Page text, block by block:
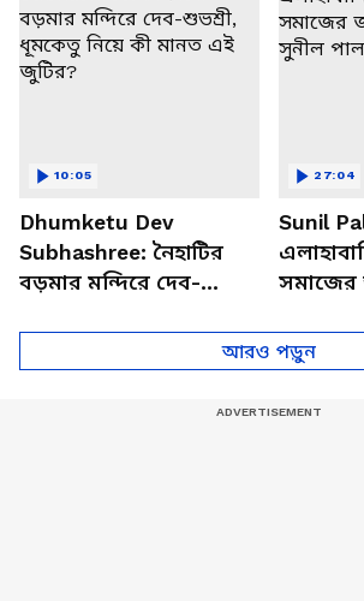
Dhumketu Dev
Subhashree: নৈহাটির
বড়মার মন্দিরে দেব-
10:05
Sunil
সমাজের
27:04
আরও পড়ুন